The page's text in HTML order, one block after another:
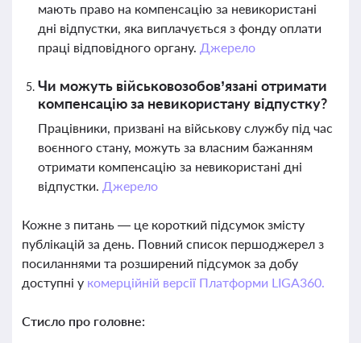
мають право на компенсацію за невикористані
дні відпустки, яка виплачується з фонду оплати
праці відповідного органу. Джерело
Чи можуть військовозобов’язані отримати
компенсацію за невикористану відпустку?
Працівники, призвані на військову службу під час
воєнного стану, можуть за власним бажанням
отримати компенсацію за невикористані дні
відпустки. Джерело
Кожне з питань — це короткий підсумок змісту
публікацій за день. Повний список першоджерел з
посиланнями та розширений підсумок за добу
доступні у комерційній версії Платформи LIGA360.
Стисло про головне: